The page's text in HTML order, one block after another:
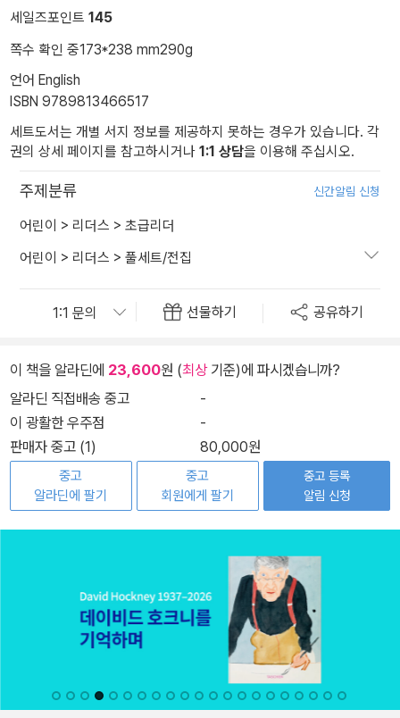
세일즈포인트 145
쪽수 확인 중173*238 mm290g
언어 English
ISBN 9789813466517
세트도서는 개별 서지 정보를 제공하지 못하는 경우가 있습니다. 각
권의 상세 페이지를 참고하시거나 1:1 상담을 이용해 주십시오.
주제분류 신간알림 신청
어린이 > 리더스 > 초급리더
어린이 > 리더스 > 풀세트/전집
선물하기 공유하기
이 책을 알라딘에 23,600원 (최상기준)에 파시겠습니까?
알라딘 직접배송 중고
-
이 광활한 우주점
-
판매자 중고 (1)
80,000원
중고
알라딘에 팔기
중고
회원에게 팔기
중고 등록
알림 신청